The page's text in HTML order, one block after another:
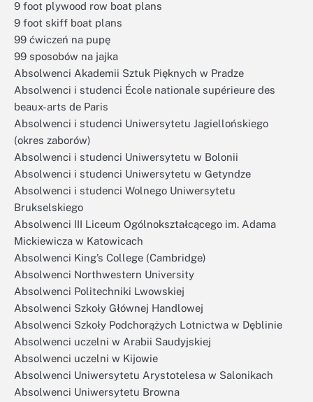
9 foot plywood row boat plans
9 foot skiff boat plans
99 ćwiczeń na pupę
99 sposobów na jajka
Absolwenci Akademii Sztuk Pięknych w Pradze
Absolwenci i studenci École nationale supérieure des
beaux-arts de Paris
Absolwenci i studenci Uniwersytetu Jagiellońskiego
(okres zaborów)
Absolwenci i studenci Uniwersytetu w Bolonii
Absolwenci i studenci Uniwersytetu w Getyndze
Absolwenci i studenci Wolnego Uniwersytetu
Brukselskiego
Absolwenci III Liceum Ogólnokształcącego im. Adama
Mickiewicza w Katowicach
Absolwenci King’s College (Cambridge)
Absolwenci Northwestern University
Absolwenci Politechniki Lwowskiej
Absolwenci Szkoły Głównej Handlowej
Absolwenci Szkoły Podchorążych Lotnictwa w Dęblinie
Absolwenci uczelni w Arabii Saudyjskiej
Absolwenci uczelni w Kijowie
Absolwenci Uniwersytetu Arystotelesa w Salonikach
Absolwenci Uniwersytetu Browna